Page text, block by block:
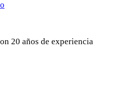
20 años de experiencia